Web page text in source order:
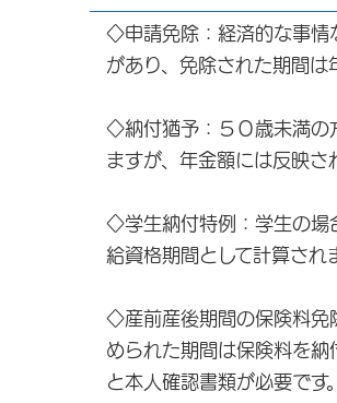
◇申請免除：経済的な事情
があり、免除された期間は
◇納付猶予：５０歳未満の
ますが、年金額には反映さ
◇学生納付特例：学生の場
給資格期間として計算され
◇産前産後期間の保険料免
められた期間は保険料を
と本人確認書類が必要です。